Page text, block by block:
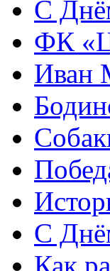
С
ФК
Иван
С